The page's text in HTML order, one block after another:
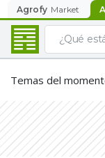
Agrofy Market
Temas del